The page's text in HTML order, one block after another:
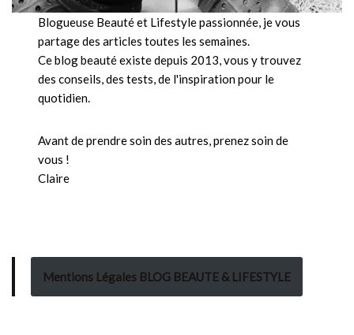
Blogueuse Beauté et Lifestyle passionnée, je vous
partage des articles toutes les semaines.
Ce blog beauté existe depuis 2013, vous y trouvez
des conseils, des tests, de l'inspiration pour le
quotidien.
Avant de prendre soin des autres, prenez soin de
vous !
Claire
Mentions Légales BLOG BEAUTE & LIFESTYLE